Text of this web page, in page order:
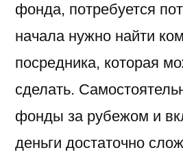
фонда, потребуется
начала нужно найти
посредника, которая
сделать.
фонды за рубежом и
деньги достаточно